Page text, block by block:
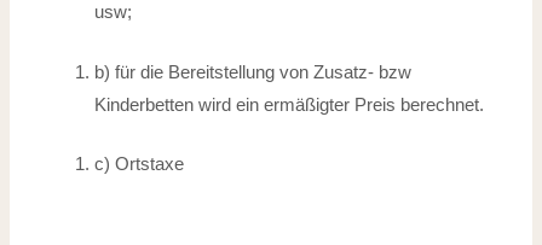
usw;
b) für die Bereitstellung von Zusatz- bzw
Kinderbetten wird ein ermäßigter Preis berechnet.
c) Ortstaxe